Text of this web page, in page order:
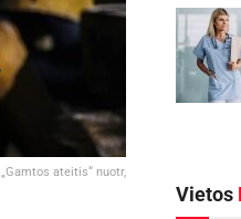
„Gamtos ateitis“ nuotr,
Vietos